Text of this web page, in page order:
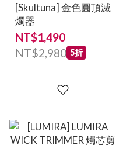
[Skultuna] 金色圓頂滅
燭器
NT$1,490
NT$2,980 5折